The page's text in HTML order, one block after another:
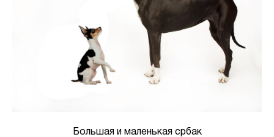
Большая и маленькая србак